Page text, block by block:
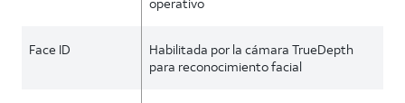
Face ID
Habilitada por la cámara TrueDepth
para reconocimiento facial